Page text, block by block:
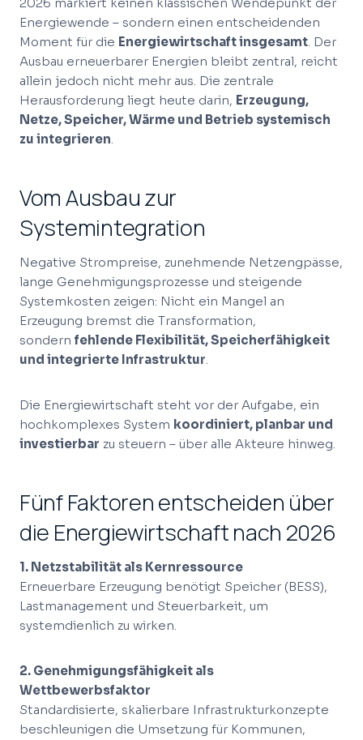
Energiewende – sondern einen entscheidenden
Moment für die Energiewirtschaft insgesamt. Der
Ausbau erneuerbarer Energien bleibt zentral, reicht
allein jedoch nicht mehr aus. Die zentrale
Herausforderung liegt heute darin, Erzeugung,
Netze, Speicher, Wärme und Betrieb systemisch
zu integrieren.
Vom Ausbau zur
Systemintegration
Negative Strompreise, zunehmende Netzengpässe,
lange Genehmigungsprozesse und steigende
Systemkosten zeigen: Nicht ein Mangel an
Erzeugung bremst die Transformation,
sondern fehlende Flexibilität, Speicherfähigkeit
und integrierte Infrastruktur.
Die Energiewirtschaft steht vor der Aufgabe, ein
hochkomplexes System koordiniert, planbar und
investierbar zu steuern – über alle Akteure hinweg.
Fünf Faktoren entscheiden über
die Energiewirtschaft nach 2026
1. Netzstabilität als Kernressource
Erneuerbare Erzeugung benötigt Speicher (BESS),
Lastmanagement und Steuerbarkeit, um
systemdienlich zu wirken.
2. Genehmigungsfähigkeit als
Wettbewerbsfaktor
Standardisierte, skalierbare Infrastrukturkonzepte
beschleunigen die Umsetzung für Kommunen,